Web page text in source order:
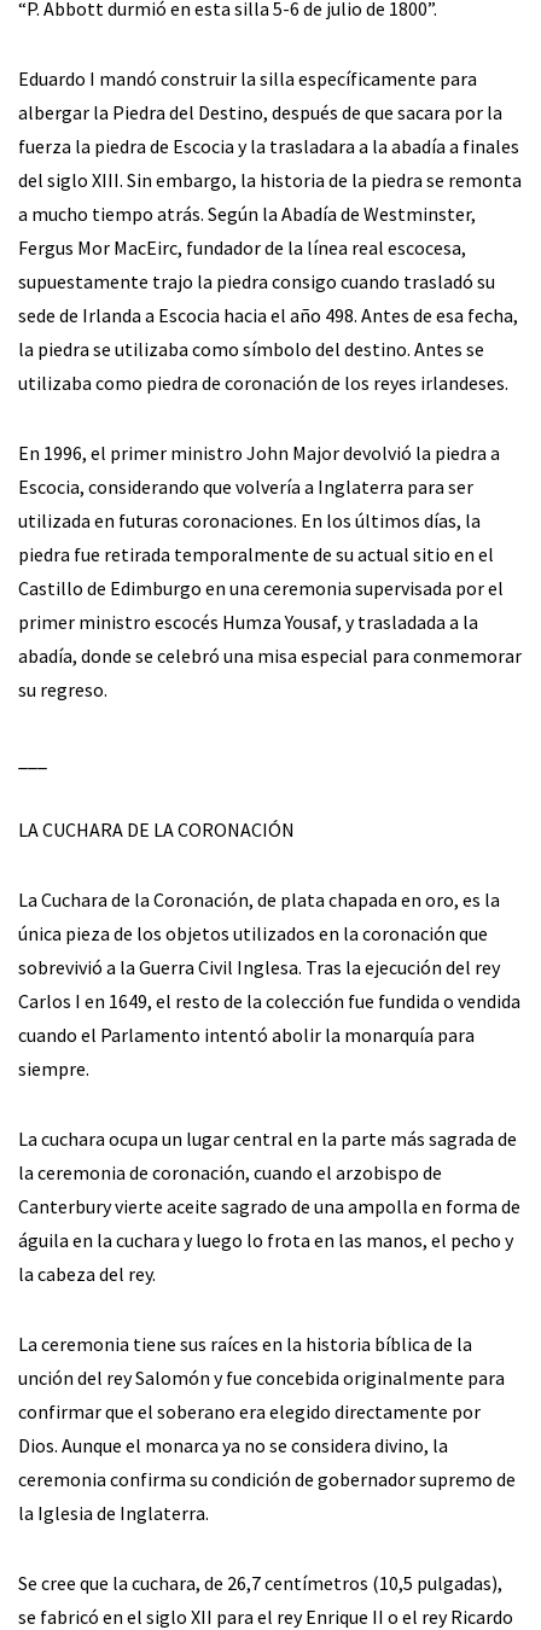
“P. Abbott durmió en esta silla 5-6 de julio de 1800”.
Eduardo I mandó construir la silla específicamente para
albergar la Piedra del Destino, después de que sacara por la
fuerza la piedra de Escocia y la trasladara a la abadía a finales
del siglo XIII. Sin embargo, la historia de la piedra se remonta
a mucho tiempo atrás. Según la Abadía de Westminster,
Fergus Mor MacEirc, fundador de la línea real escocesa,
supuestamente trajo la piedra consigo cuando trasladó su
sede de Irlanda a Escocia hacia el año 498. Antes de esa fecha,
la piedra se utilizaba como símbolo del destino. Antes se
utilizaba como piedra de coronación de los reyes irlandeses.
En 1996, el primer ministro John Major devolvió la piedra a
Escocia, considerando que volvería a Inglaterra para ser
utilizada en futuras coronaciones. En los últimos días, la
piedra fue retirada temporalmente de su actual sitio en el
Castillo de Edimburgo en una ceremonia supervisada por el
primer ministro escocés Humza Yousaf, y trasladada a la
abadía, donde se celebró una misa especial para conmemorar
su regreso.
LA CUCHARA DE LA CORONACIÓN
La Cuchara de la Coronación, de plata chapada en oro, es la
única pieza de los objetos utilizados en la coronación que
sobrevivió a la Guerra Civil Inglesa. Tras la ejecución del rey
Carlos I en 1649, el resto de la colección fue fundida o vendida
cuando el Parlamento intentó abolir la monarquía para
siempre.
La cuchara ocupa un lugar central en la parte más sagrada de
la ceremonia de coronación, cuando el arzobispo de
Canterbury vierte aceite sagrado de una ampolla en forma de
águila en la cuchara y luego lo frota en las manos, el pecho y
la cabeza del rey.
La ceremonia tiene sus raíces en la historia bíblica de la
unción del rey Salomón y fue concebida originalmente para
confirmar que el soberano era elegido directamente por
Dios. Aunque el monarca ya no se considera divino, la
ceremonia confirma su condición de gobernador supremo de
la Iglesia de Inglaterra.
Se cree que la cuchara, de 26,7 centímetros (10,5 pulgadas),
se fabricó en el siglo XII para el rey Enrique II o el rey Ricardo